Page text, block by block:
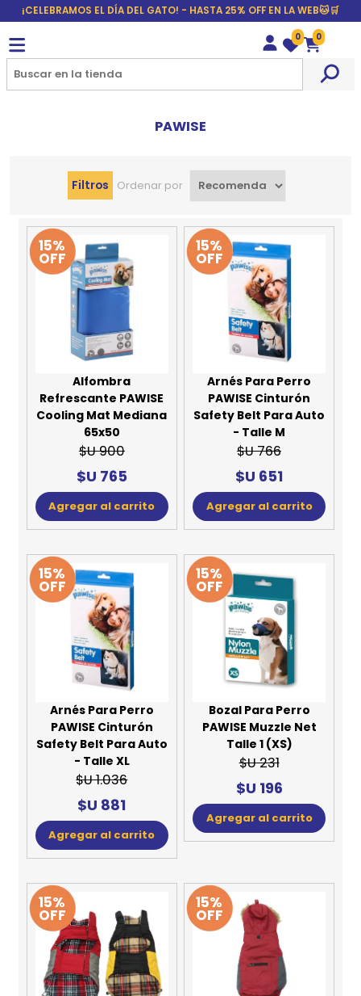
¡CELEBRAMOS EL DÍA DEL GATO! - HASTA 25% OFF EN LA WEB🐱🛒
Wishlist
0
Carrito
0
PAWISE
Filtros Ordenar por
15%
OFF
Alfombra
Refrescante PAWISE
Cooling Mat Mediana
65x50
$U 900
$U 765
Agregar al carrito
15%
OFF
Arnés Para Perro
PAWISE Cinturón
Safety Belt Para Auto
- Talle M
$U 766
$U 651
Agregar al carrito
15%
OFF
Arnés Para Perro
PAWISE Cinturón
Safety Belt Para Auto
- Talle XL
$U 1.036
$U 881
Agregar al carrito
15%
OFF
Bozal Para Perro
PAWISE Muzzle Net
Talle 1 (XS)
$U 231
$U 196
Agregar al carrito
15%
OFF
15%
OFF